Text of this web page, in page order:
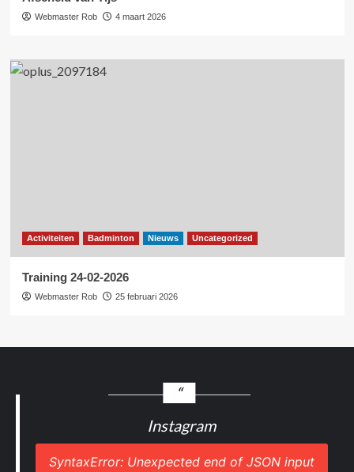
Webmaster Rob 4 maart 2026
Activiteiten Badminton Nieuws Uncategorized
Training 24-02-2026
Webmaster Rob 25 februari 2026
Instagram
SyntaxError: Unexpected end of JSON input